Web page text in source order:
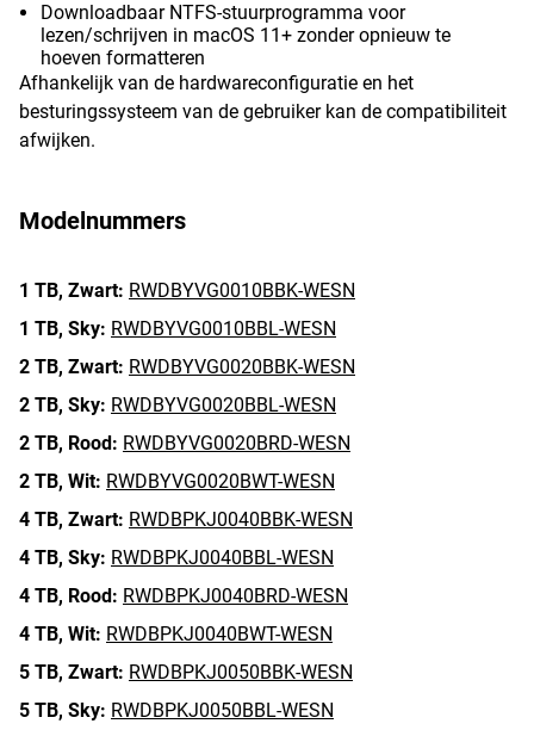
Downloadbaar NTFS-stuurprogramma voor
lezen/schrijven in macOS 11+ zonder opnieuw te
hoeven formatteren
Afhankelijk van de hardwareconfiguratie en het
besturingssysteem van de gebruiker kan de compatibiliteit
afwijken.
Modelnummers
1 TB, Zwart: RWDBYVG0010BBK-WESN
1 TB, Sky: RWDBYVG0010BBL-WESN
2 TB, Zwart: RWDBYVG0020BBK-WESN
2 TB, Sky: RWDBYVG0020BBL-WESN
2 TB, Rood: RWDBYVG0020BRD-WESN
2 TB, Wit: RWDBYVG0020BWT-WESN
4 TB, Zwart: RWDBPKJ0040BBK-WESN
4 TB, Sky: RWDBPKJ0040BBL-WESN
4 TB, Rood: RWDBPKJ0040BRD-WESN
4 TB, Wit: RWDBPKJ0040BWT-WESN
5 TB, Zwart: RWDBPKJ0050BBK-WESN
5 TB, Sky: RWDBPKJ0050BBL-WESN